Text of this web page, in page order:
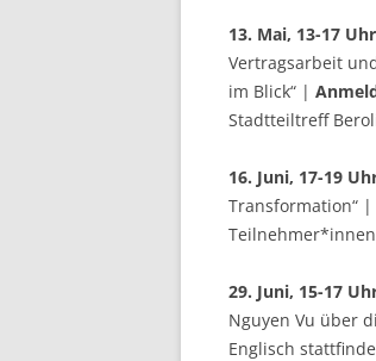
13. Mai, 13-17
Vertragsarbeit
im Blick“ |
Stadtteiltreff
16. Juni, 17-19
Transformation“
29. Juni, 15-17
Nguyen Vu über
Englisch